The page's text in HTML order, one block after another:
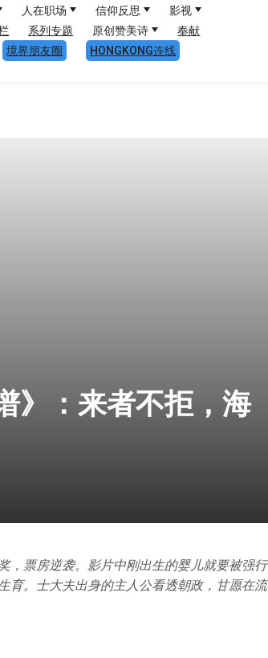
人在职场 信仰反思
影视
系列专题 原创赞美诗
奉献
境界朋友圈
HONGKONG连线
》：来者不拒，海
，票房逆袭。影片中刚出生的婴儿就要被强行
育。士大夫出身的主人公看透朝政，甘愿在流